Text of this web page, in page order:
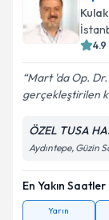
4.9
Mart 'da Op.
gerçekleştirilen
ÖZEL TUSA
Aydıntepe, Güzin
En Yakın Saatler
Yarın